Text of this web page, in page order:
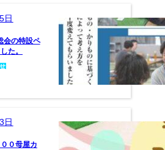
日
会の特設ペ
た。
日
０母屋カ